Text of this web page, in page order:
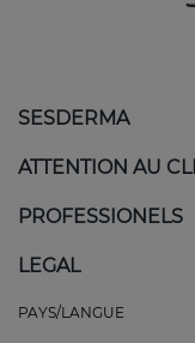
SESDERMA
ATTENTION AU
PROFESSIONELS
LEGAL
PAYS/LANGUE